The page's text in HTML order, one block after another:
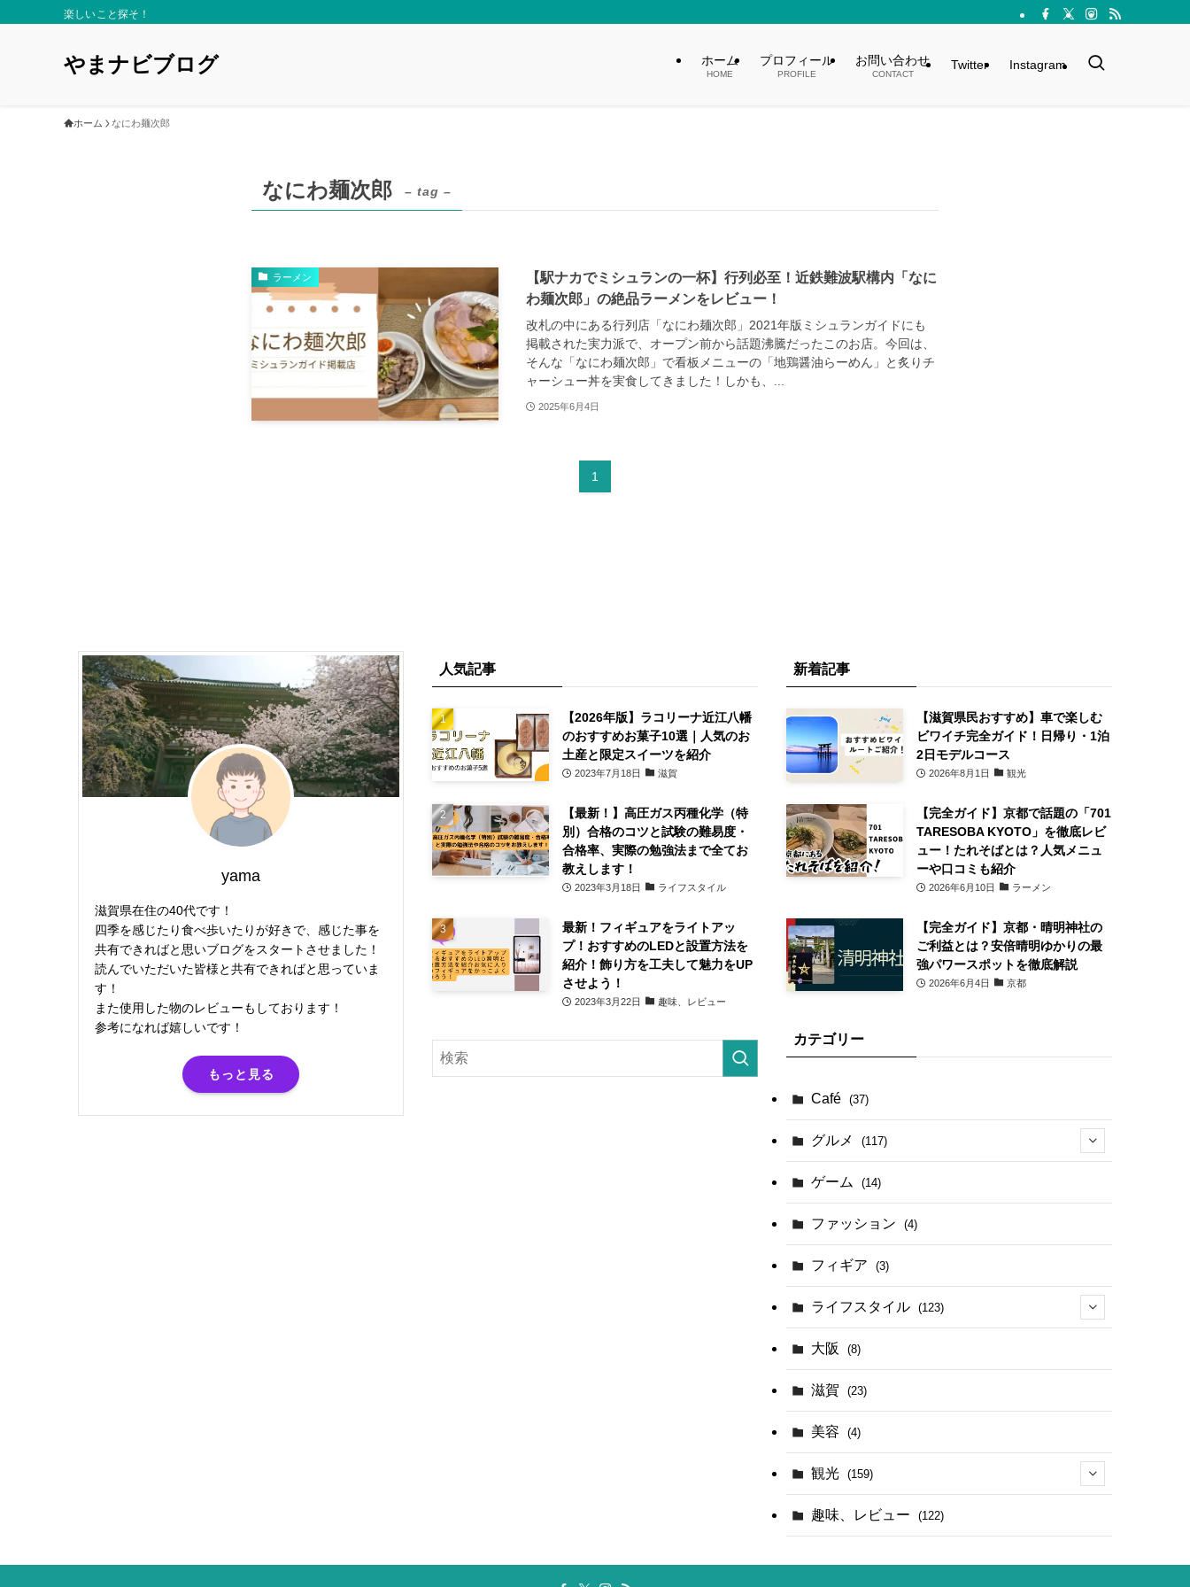
楽しいこと探そ！
やまナビブログ ホーム
HOME
プロフィール
PROFILE
お問い合わせ
CONTACT
Twitter Instagram
ホーム なにわ麺次郎
なにわ麺次郎 – tag –
ラーメン
【駅ナカでミシュランの一杯】行列必至！近鉄難波駅構内「なに
わ麺次郎」の絶品ラーメンをレビュー！
改札の中にある行列店「なにわ麺次郎」2021年版ミシュランガイドにも
掲載された実力派で、オープン前から話題沸騰だったこのお店。今回は、
そんな「なにわ麺次郎」で看板メニューの「地鶏醤油らーめん」と炙りチ
ャーシュー丼を実食してきました！しかも、...
2025年6月4日
1
yama
滋賀県在住の40代です！
四季を感じたり食べ歩いたりが好きで、感じた事を
共有できればと思いブログをスタートさせました！
読んでいただいた皆様と共有できればと思っていま
す！
また使用した物のレビューもしております！
参考になれば嬉しいです！
もっと見る
人気記事
【2026年版】ラコリーナ近江八幡
のおすすめお菓子10選｜人気のお
土産と限定スイーツを紹介
2023年7月18日 滋賀
【最新！】高圧ガス丙種化学（特
別）合格のコツと試験の難易度・
合格率、実際の勉強法まで全てお
教えします！
2023年3月18日 ライフスタイル
最新！フィギュアをライトアッ
プ！おすすめのLEDと設置方法を
紹介！飾り方を工夫して魅力をUP
させよう！
2023年3月22日 趣味、レビュー
新着記事
【滋賀県民おすすめ】車で楽しむ
ビワイチ完全ガイド！日帰り・1泊
2日モデルコース
2026年8月1日 観光
【完全ガイド】京都で話題の「701
TARESOBA KYOTO」を徹底レビ
ュー！たれそばとは？人気メニュ
ーや口コミも紹介
2026年6月10日 ラーメン
【完全ガイド】京都・晴明神社の
ご利益とは？安倍晴明ゆかりの最
強パワースポットを徹底解説
2026年6月4日 京都
カテゴリー
Café (37)
グルメ (117)
(41)
(17)
(4)
ゲーム (14)
ファッション (4)
フィギア (3)
ライフスタイル (123)
(44)
大阪 (8)
滋賀 (23)
美容 (4)
観光 (159)
(142)
趣味、レビュー (122)